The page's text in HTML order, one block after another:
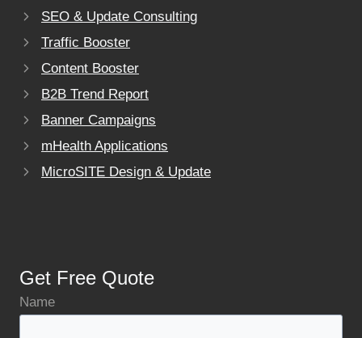
SEO & Update Consulting
Traffic Booster
Content Booster
B2B Trend Report
Banner Campaigns
mHealth Applications
MicroSITE Design & Update
Get Free Quote
Name